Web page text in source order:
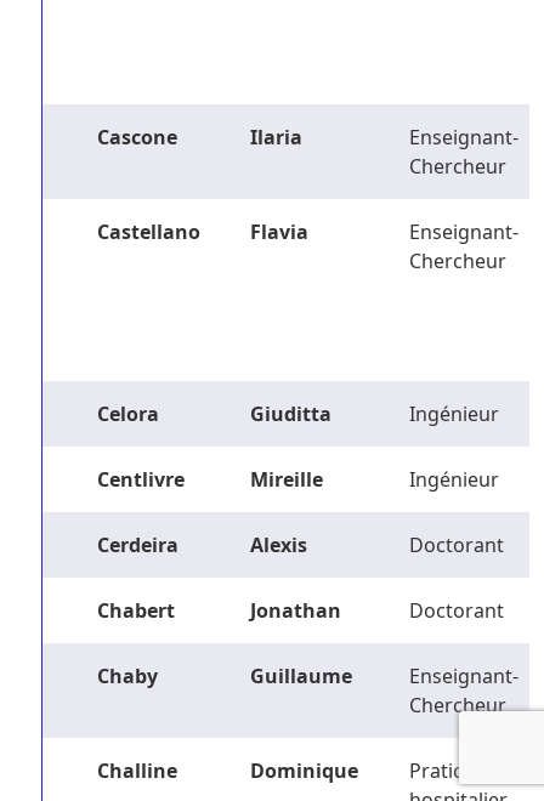
Cascone Ilaria
Enseignant-
Chercheur
Castellano Flavia
Enseignant-
Chercheur
Celora Giuditta Ingénieur
Centlivre Mireille Ingénieur
Cerdeira Alexis Doctorant
Chabert Jonathan Doctorant
Chaby Guillaume
Enseignant-
Chercheur
Challine Dominique
Praticien